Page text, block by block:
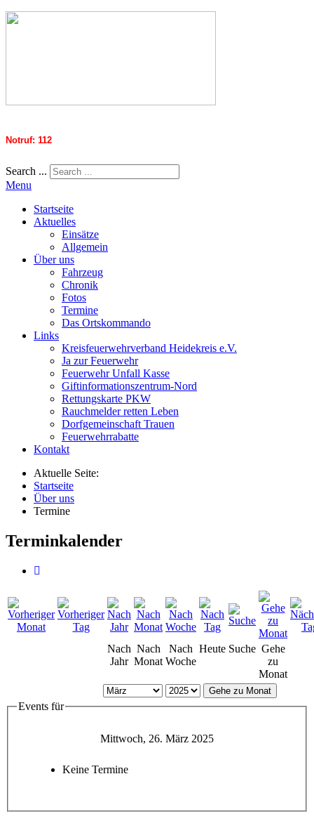
Notruf: 112
Search ...
Menu
Startseite
Aktuelles
Einsätze
Allgemein
Über uns
Fahrzeug
Chronik
Fotos
Termine
Das Ortskommando
Links
Kreisfeuerwehrverband Heidekreis e.V.
Ja zur Feuerwehr
Feuerwehr Unfall Kasse
Giftinformationszentrum-Nord
Rettungskarte PKW
Rauchmelder retten Leben
Dorfgemeinschaft Trauen
Feuerwehrrabatte
Kontakt
Aktuelle Seite:
Startseite
Über uns
Termine
Terminkalender
Nach
Jahr
Nach
Monat
Nach
Woche
Heute Suche Gehe
zu
Monat
Gehe zu Monat
Events für
Mittwoch, 26. März 2025
Keine Termine